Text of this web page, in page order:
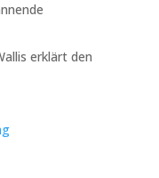
erklärt den